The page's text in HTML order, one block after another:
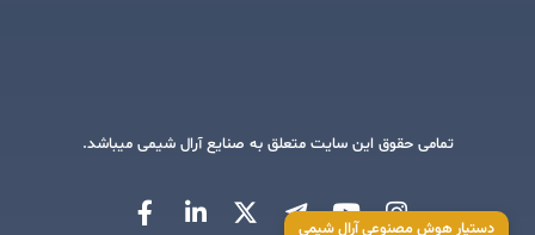
تمامی حقوق این سایت متعلق به صنایع آرال شیمی میباشد.
دستیار هوش مصنوعی آرال شیمی